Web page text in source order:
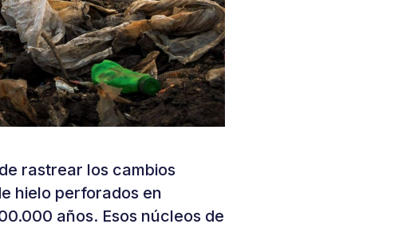
rastrear los cambios
hielo perforados en
años. Esos núcleos de